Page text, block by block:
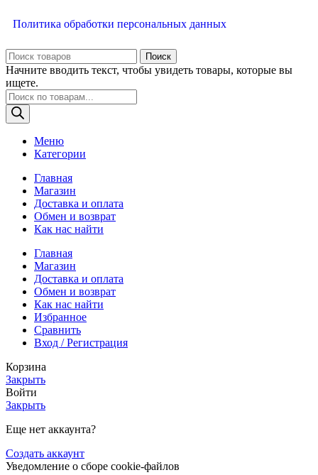
Политика обработки персональных данных
Поиск
Начните вводить текст, чтобы увидеть товары, которые вы
ищете.
Меню
Категории
Главная
Магазин
Доставка и оплата
Обмен и возврат
Как нас найти
Главная
Магазин
Доставка и оплата
Обмен и возврат
Как нас найти
Избранное
Сравнить
Вход / Регистрация
Корзина
Закрыть
Войти
Закрыть
Еще нет аккаунта?
Создать аккаунт
Уведомление о сборе cookie-файлов